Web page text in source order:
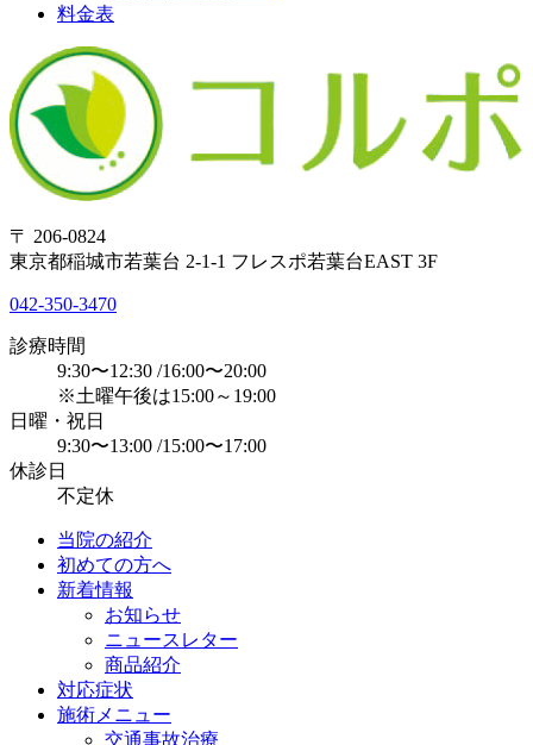
料金表
〒 206-0824
東京都稲城市若葉台 2-1-1 フレスポ若葉台EAST 3F
042-350-3470
診療時間
9:30〜12:30 /16:00〜20:00
※土曜午後は15:00～19:00
日曜・祝日
9:30〜13:00 /15:00〜17:00
休診日
不定休
当院の紹介
初めての方へ
新着情報
お知らせ
ニュースレター
商品紹介
対応症状
施術メニュー
交通事故治療